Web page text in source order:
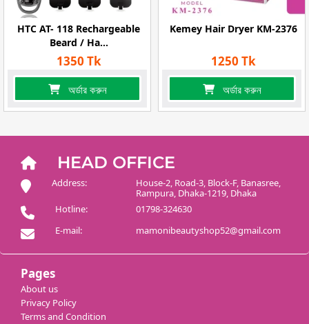
HTC AT- 118 Rechargeable
Beard / Ha...
1350 Tk
অর্ডার করুন
Kemey Hair Dryer KM-2376
1250 Tk
অর্ডার করুন
HEAD OFFICE
Address:
House-2, Road-3, Block-F, Banasree,
Rampura, Dhaka-1219, Dhaka
Hotline:
01798-324630
E-mail:
mamonibeautyshop52@gmail.com
Pages
About us
Privacy Policy
Terms and Condition